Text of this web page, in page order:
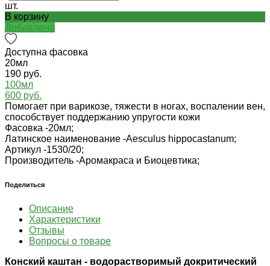
шт.
В корзину
Добавлено
Доступна фасовка
20мл
190 руб.
100мл
600 руб.
Помогает при варикозе, тяжести в ногах, воспалении вен,
способствует поддержанию упругости кожи
Фасовка -20мл;
Латинское наименование -Aesculus hippocastanum;
Артикул -1530/20;
Производитель -Аромакраса и Биоцевтика;
Поделиться
Описание
Характеристики
Отзывы
Вопросы о товаре
Конский каштан - водорастворимый докритический